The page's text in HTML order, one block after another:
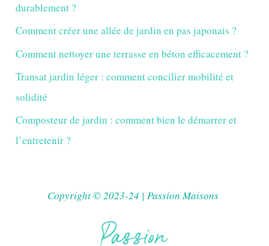
durablement ?
Comment créer une allée de jardin en pas japonais ?
Comment nettoyer une terrasse en béton efficacement ?
Transat jardin léger : comment concilier mobilité et
solidité
Composteur de jardin : comment bien le démarrer et
l’entretenir ?
Copyright © 2023-24 | Passion Maisons